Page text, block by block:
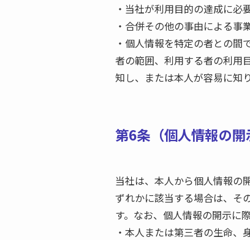
・当社が利用目的の達成に
・合併その他の事由による
・個人情報を特定の者との
者の範囲、利用する者の利用
知し、または本人が容易に知
第6条（個人情報の開
当社は、本人から個人情報の
ずれかに該当する場合は、そ
す。なお、個人情報の開示に
・本人または第三者の生命